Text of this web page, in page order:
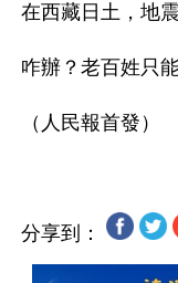
在西藏日土，地
咋辦？老百姓只
分享到：